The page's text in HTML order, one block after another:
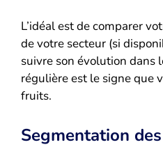
L’idéal est de comparer
de votre secteur (si
suivre son évolution dans
régulière est le signe que
fruits.
Segmentation